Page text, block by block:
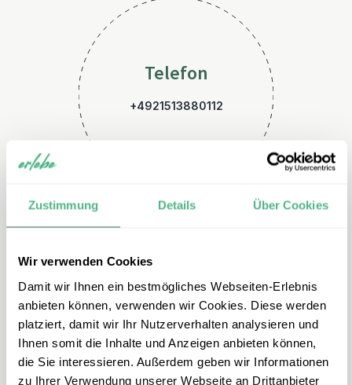
Zustimmung Details Über Cookies
Wir verwenden Cookies
Damit wir Ihnen ein bestmögliches Webseiten-Erlebnis
anbieten können, verwenden wir Cookies. Diese werden
platziert, damit wir Ihr Nutzerverhalten analysieren und
Ihnen somit die Inhalte und Anzeigen anbieten können,
die Sie interessieren. Außerdem geben wir Informationen
zu Ihrer Verwendung unserer Webseite an Drittanbieter
Telefon
+4921513880112
E-Mail
peru@erlebe.de